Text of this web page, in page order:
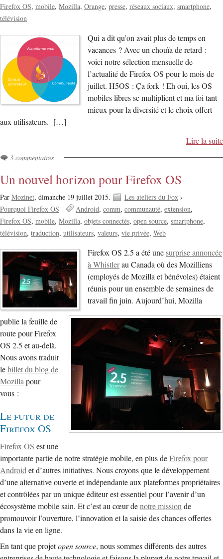
Firefox OS mobile Mozilla Orange presse réseaux sociaux smartphone
télévision
Qui a dit qu’on avait plus de temps en
vacances ? Avec un chouïa de retard :
voici notre sélection mensuelle de
l’actualité de Firefox OS pour le mois de
juillet. H5OS : Ça fork ! Eh oui, les OS
mobiles libres se multiplient et ma foi tant
mieux pour la diversité et le choix offert
aux utilisateurs. […]
Lire la suite
3 commentaires
Un nouvel horizon pour Firefox OS
Par Mozinet, dimanche 19 juillet 2015. Les ateliers du Fox ›
Pourquoi Firefox OS
Android comm communauté extension
Firefox OS mobile Mozilla objets connectés open source smartphone
télévision traduction utilisateurs valeurs vie privée Web
Firefox OS 2.5 a été unesurprise annoncée
à Whistlerau Canada où des Mozilliens
(employés de Mozilla et bénévoles) étaient
réunis pour un ensemble de semaines de
travail fin juin. Aujourd’hui, Mozilla
publie la feuille de
route pour Firefox
OS 2.5 et au-delà.
Nous avons traduit
lebillet du blog de
Mozillapour
vous :
Le futur de
Firefox OS
Firefox OS est une
importante partie de notre stratégie mobile, en plus deFirefox pour
Androidet d’autres initiatives. Nous croyons que le développement
d’une alternative ouverte et indépendante aux plateformes propriétaires
et contrôlées par un unique éditeur est essentiel pour l’avenir d’un
écosystème mobile sain. Et c’est au cœur denotre missionde
promouvoir l’ouverture, l’innovation et la saisie des chances offertes
dans la vie en ligne.
En tant que projetopen source, nous sommes différents des autres